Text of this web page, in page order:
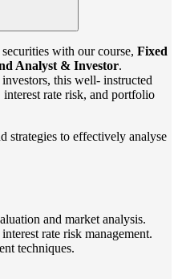
with our course, Fixed
Analyst & Investor.
this well- instructed
rate risk, and portfolio
strategies to effectively analyse
and market analysis.
rate risk management.
techniques.